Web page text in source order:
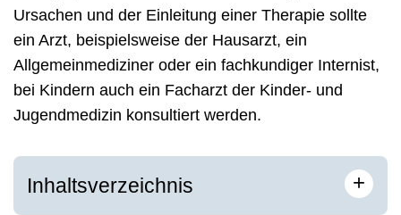
Ursachen und der Einleitung einer Therapie sollte
ein Arzt, beispielsweise der Hausarzt, ein
Allgemeinmediziner oder ein fachkundiger Internist,
bei Kindern auch ein Facharzt der Kinder- und
Jugendmedizin konsultiert werden.
Inhaltsverzeichnis +